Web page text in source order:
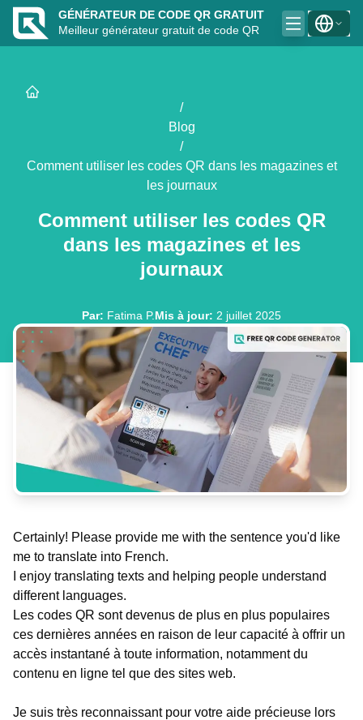
GÉNÉRATEUR DE CODE QR GRATUIT
Meilleur générateur gratuit de code QR
/
Blog
/
Comment utiliser les codes QR dans les magazines et
les journaux
Comment utiliser les codes QR
dans les magazines et les
journaux
Par: Fatima P.Mis à jour: 2 juillet 2025
Certainly! Please provide me with the sentence you'd like
me to translate into French.
I enjoy translating texts and helping people understand
different languages.
Les codes QR sont devenus de plus en plus populaires
ces dernières années en raison de leur capacité à offrir un
accès instantané à toute information, notamment du
contenu en ligne tel que des sites web.
Je suis très reconnaissant pour votre aide précieuse lors